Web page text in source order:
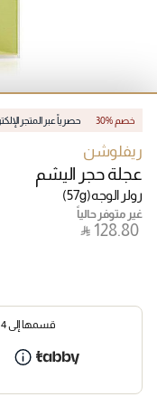
30% خصم حصرياً عبر المتجر
ريفلوشن
عجلة حجر اليشم
رولر الوجه(57g)
غير متوفر حالياً
‎ ⃁ ⁦128.80⁩ ‎
قسمها إلى 4 دفعات متساوية بقيمة